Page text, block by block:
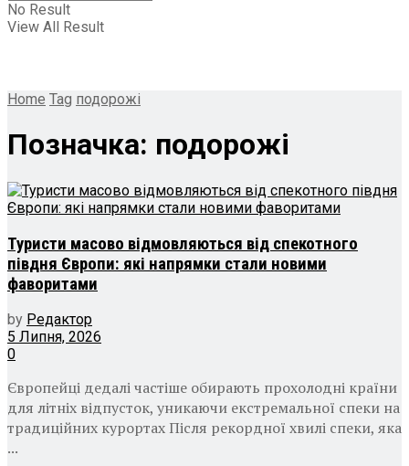
No Result
View All Result
Home Tag подорожі
Позначка: подорожі
Туристи масово відмовляються від спекотного
півдня Європи: які напрямки стали новими
фаворитами
by Редактор
5 Липня, 2026
0
Європейці дедалі частіше обирають прохолодні країни
для літніх відпусток, уникаючи екстремальної спеки на
традиційних курортах Після рекордної хвилі спеки, яка
...